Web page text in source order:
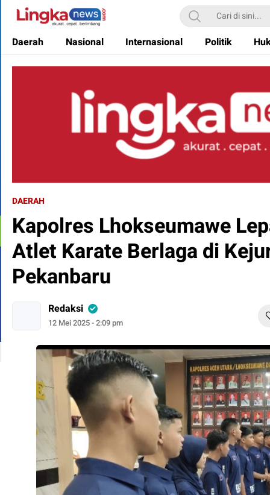
Lingkanews
Akurat. Cepat & Berimbang
Daerah Nasional Internasional Politik
DAERAH
Kapolres Lhokseumawe
Atlet Karate Berlaga di
Pekanbaru
Redaksi
12 Mei 2025 - 2:09 pm